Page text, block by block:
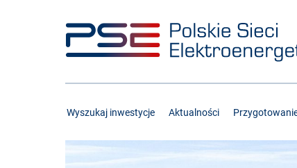
Wyszukaj inwestycje Aktualności